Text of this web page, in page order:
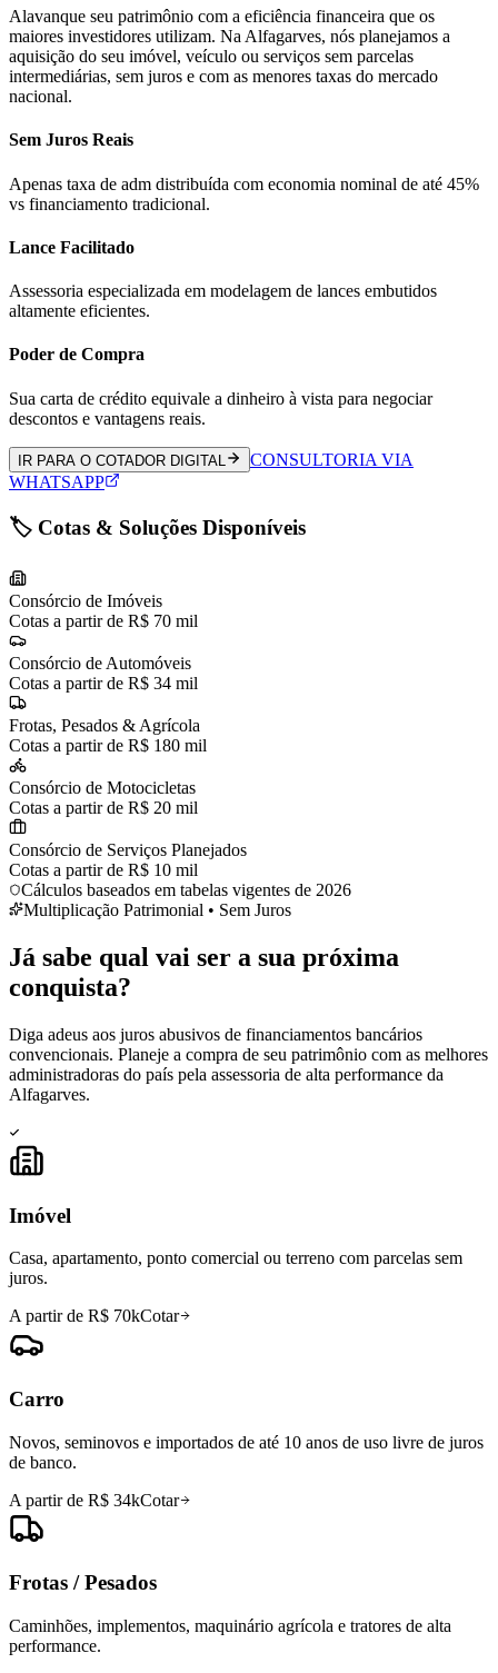
Alavanque seu patrimônio com a eficiência financeira que os
maiores investidores utilizam. Na Alfagarves, nós planejamos a
aquisição do seu imóvel, veículo ou serviços sem parcelas
intermediárias, sem juros e com as menores taxas do mercado
nacional.
Sem Juros Reais
Apenas taxa de adm distribuída com economia nominal de até 45%
vs financiamento tradicional.
Lance Facilitado
Assessoria especializada em modelagem de lances embutidos
altamente eficientes.
Poder de Compra
Sua carta de crédito equivale a dinheiro à vista para negociar
descontos e vantagens reais.
IR PARA O COTADOR DIGITAL
CONSULTORIA VIA
WHATSAPP
🏷️ Cotas & Soluções Disponíveis
Consórcio de Imóveis
Cotas a partir de R$ 70 mil
Consórcio de Automóveis
Cotas a partir de R$ 34 mil
Frotas, Pesados & Agrícola
Cotas a partir de R$ 180 mil
Consórcio de Motocicletas
Cotas a partir de R$ 20 mil
Consórcio de Serviços Planejados
Cotas a partir de R$ 10 mil
Cálculos baseados em tabelas vigentes de 2026
Multiplicação Patrimonial • Sem Juros
Já sabe qual vai ser a sua próxima
conquista?
Diga adeus aos juros abusivos de financiamentos bancários
convencionais. Planeje a compra de seu patrimônio com as melhores
administradoras do país pela assessoria de alta performance da
Alfagarves.
Imóvel
Casa, apartamento, ponto comercial ou terreno com parcelas sem
juros.
A partir de R$ 70kCotar
Carro
Novos, seminovos e importados de até 10 anos de uso livre de juros
de banco.
A partir de R$ 34kCotar
Frotas / Pesados
Caminhões, implementos, maquinário agrícola e tratores de alta
performance.